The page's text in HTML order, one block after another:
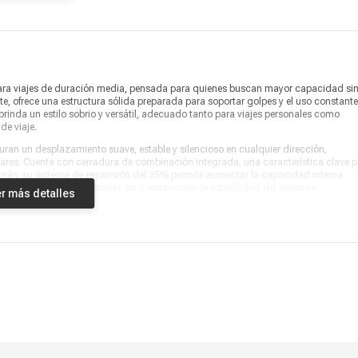
Producto digital No
viajes de duración media, pensada para quienes buscan mayor capacidad sin
ofrece una estructura sólida preparada para soportar golpes y el uso constante
un estilo sobrio y versátil, adecuado tanto para viajes personales como
viaje.
un desplazamiento suave, estable y silencioso en cualquier dirección,
Cuenta con cerradura de combinación integrada, una característica clave
o compras adicionales sin comprometer la estabilidad del equipaje.
interior pensada para optimizar el espacio del equipaje. Es una excelente
más detalles